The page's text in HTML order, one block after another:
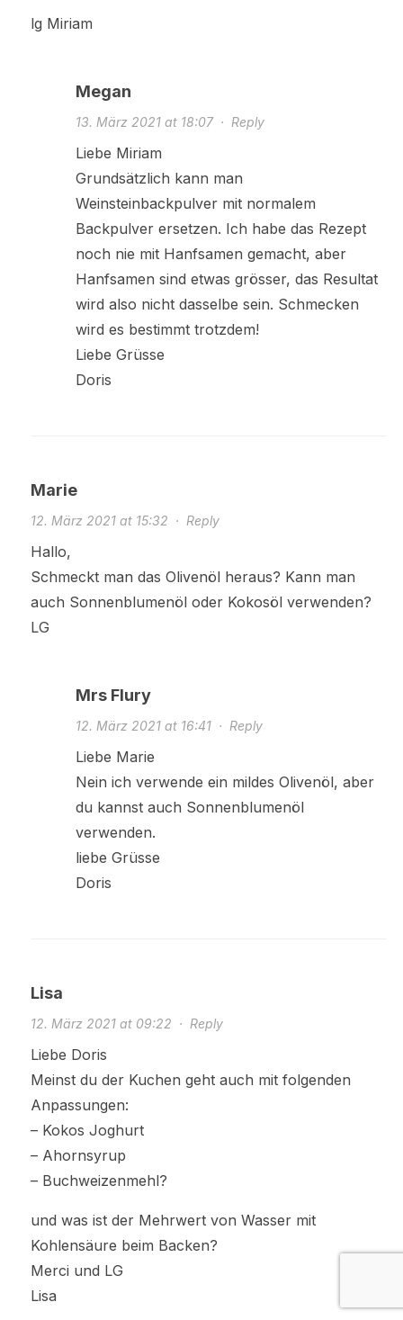
lg Miriam
Megan
13. März 2021 at 18:07· Reply
Liebe Miriam
Grundsätzlich kann man
Weinsteinbackpulver mit normalem
Backpulver ersetzen. Ich habe das Rezept
noch nie mit Hanfsamen gemacht, aber
Hanfsamen sind etwas grösser, das Resultat
wird also nicht dasselbe sein. Schmecken
wird es bestimmt trotzdem!
Liebe Grüsse
Doris
Marie
12. März 2021 at 15:32 · Reply
Hallo,
Schmeckt man das Olivenöl heraus? Kann man
auch Sonnenblumenöl oder Kokosöl verwenden?
LG
Mrs Flury
12. März 2021 at 16:41· Reply
Liebe Marie
Nein ich verwende ein mildes Olivenöl, aber
du kannst auch Sonnenblumenöl
verwenden.
liebe Grüsse
Doris
Lisa
12. März 2021 at 09:22 · Reply
Liebe Doris
Meinst du der Kuchen geht auch mit folgenden
Anpassungen:
– Kokos Joghurt
– Ahornsyrup
– Buchweizenmehl?
und was ist der Mehrwert von Wasser mit
Kohlensäure beim Backen?
Merci und LG
Lisa